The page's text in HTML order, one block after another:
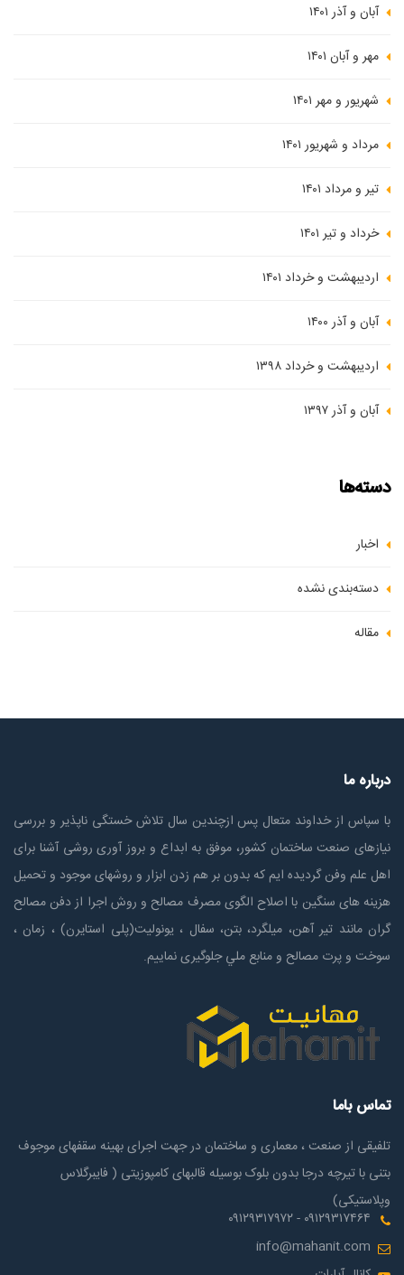
آبان و آذر ۱۴۰۱
مهر و آبان ۱۴۰۱
شهریور و مهر ۱۴۰۱
مرداد و شهریور ۱۴۰۱
تیر و مرداد ۱۴۰۱
خرداد و تیر ۱۴۰۱
اردیبهشت و خرداد ۱۴۰۱
آبان و آذر ۱۴۰۰
اردیبهشت و خرداد ۱۳۹۸
آبان و آذر ۱۳۹۷
دسته‌ها
اخبار
دسته‌بندی نشده
مقاله
درباره ما
با سپاس از خداوند متعال پس ازچندين سال تلاش خستگی ناپذير و بررسی
نیازهای صنعت ساختمان كشور، موفق به ابداع و بروز آوری روشی آشنا برای
اهل علم وفن گردیده ایم که بدون بر هم زدن ابزار و روشهای موجود و تحمیل
هزینه های سنگین با اصلاح الگوی مصرف مصالح و روش اجرا از دفن مصالح
گران مانند تیر آهن، میلگرد، بتن، سفال ، یونولیت(پلی استايرن) ، زمان ،
سوخت و پرت مصالح و منابع ملي جلوگیری نماییم.
تماس باما
تلفیقی از صنعت ، معماری و ساختمان در جهت اجرای بهینه سقفهای موجوف
بتنی با تیرچه درجا بدون بلوک بوسیله قالبهای کامپوزیتی ( فایبرگلاس
وپلاستیکی)
۰۹۱۲۹۳۱۷۴۶۴ - ۰۹۱۲۹۳۱۷۹۷۲
info@mahanit.com